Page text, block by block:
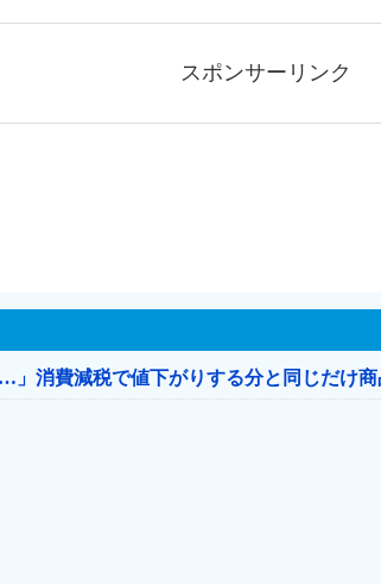
スポンサーリンク